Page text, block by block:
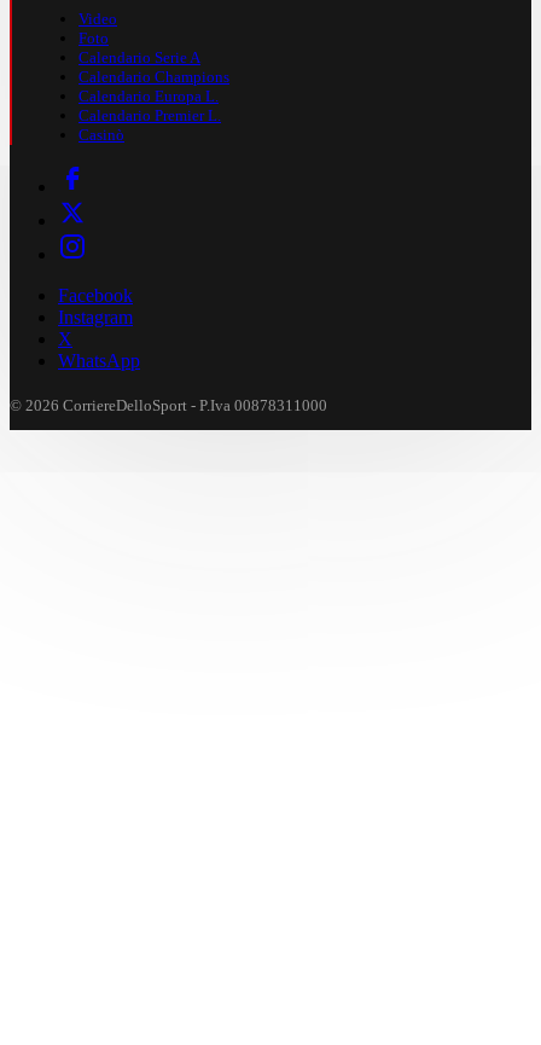
Video
Foto
Calendario Serie A
Calendario Champions
Calendario Europa L.
Calendario Premier L.
Casinò
Facebook
Instagram
X
WhatsApp
© 2026 CorriereDelloSport - P.Iva 00878311000